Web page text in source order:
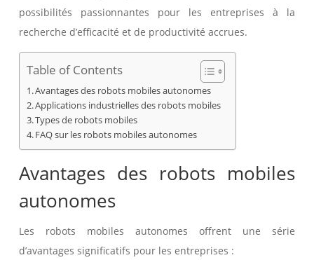
possibilités passionnantes pour les entreprises à la
recherche d’efficacité et de productivité accrues.
Table of Contents
Avantages des robots mobiles autonomes
Applications industrielles des robots mobiles
Types de robots mobiles
FAQ sur les robots mobiles autonomes
Avantages des robots mobiles
autonomes
Les robots mobiles autonomes offrent une série
d’avantages significatifs pour les entreprises :